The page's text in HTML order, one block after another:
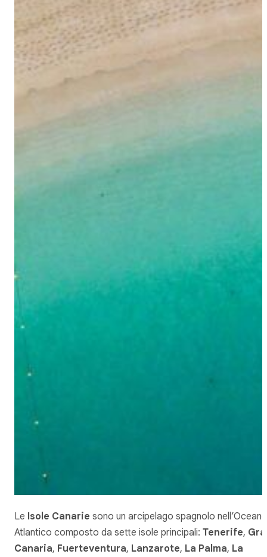
Le Isole Canarie sono un arcipelago spagnolo nell’Oceano
Atlantico composto da sette isole principali: Tenerife,
Canaria, Fuerteventura, Lanzarote, La Palma, La